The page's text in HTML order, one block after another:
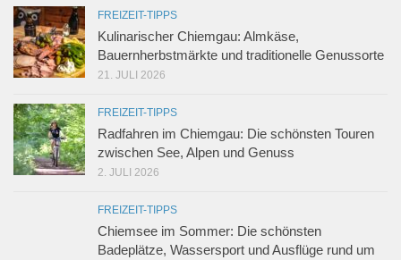
FREIZEIT-TIPPS
Kulinarischer Chiemgau: Almkäse,
Bauernherbstmärkte und traditionelle Genussorte
21. JULI 2026
FREIZEIT-TIPPS
Radfahren im Chiemgau: Die schönsten Touren
zwischen See, Alpen und Genuss
2. JULI 2026
FREIZEIT-TIPPS
Chiemsee im Sommer: Die schönsten
Badeplätze, Wassersport und Ausflüge rund um